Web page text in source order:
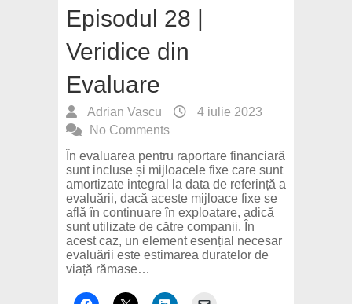
Episodul 28 |
Veridice din
Evaluare
Adrian Vascu
4 iulie 2023
No Comments
În evaluarea pentru raportare financiară
sunt incluse și mijloacele fixe care sunt
amortizate integral la data de referință a
evaluării, dacă aceste mijloace fixe se
află în continuare în exploatare, adică
sunt utilizate de către companii. În
acest caz, un element esențial necesar
evaluării este estimarea duratelor de
viață rămase…